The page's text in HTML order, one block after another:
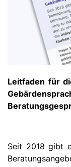
Leitfaden für
Seit 2018 gibt